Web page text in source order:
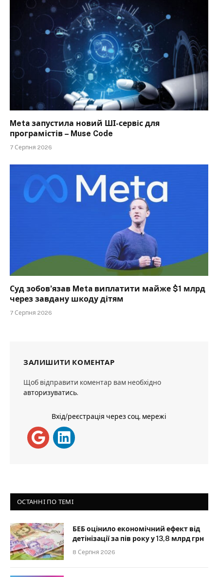
Meta запустила новий ШІ-сервіс для
програмістів – Muse Code
7 Серпня 2026
Суд зобов’язав Meta виплатити майже $1 млрд
через завдану шкоду дітям
7 Серпня 2026
ЗАЛИШИТИ КОМЕНТАР
Щоб відправити коментар вам необхідно
авторизуватись.
Вхід/реєстрація через соц. мережі
ОСТАННІ ПО ТЕМІ
БЕБ оцінило економічний ефект від
детінізації за пів року у 13,8 млрд грн
8 Серпня 2026